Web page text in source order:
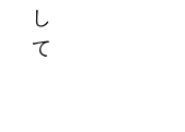
し
て